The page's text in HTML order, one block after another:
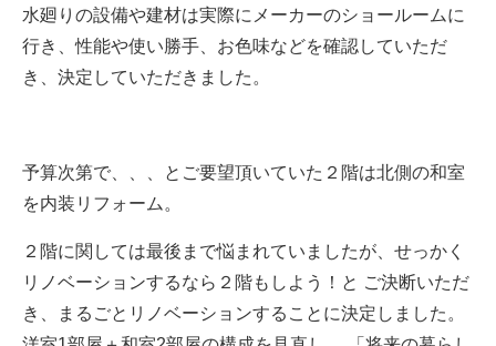
水廻りの設備や建材は実際にメーカーのショールームに
行き、性能や使い勝手、お色味などを確認していただ
き、決定していただきました。
予算次第で、、、とご要望頂いていた２階は北側の和室
を内装リフォーム。
２階に関しては最後まで悩まれていましたが、せっかく
リノベーションするなら２階もしよう！と ご決断いただ
き、まるごとリノベーションすることに決定しました。